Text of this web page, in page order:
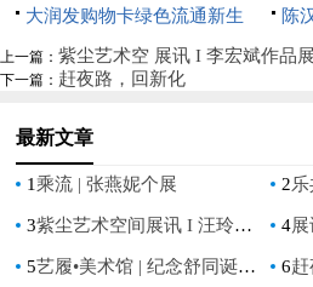
园”垃圾分类宣传活动
深圳璀璨启航
展《
大润发购物卡绿色流通新生
态：京卡收以规范化服务破解资
源浪费难题
陈
长》
上一篇： 紫尘艺术空 展讯 I 李宏斌作品
下一篇： 赶夜路，回新化
最新文章
1乘流 | 张燕妮个展 2乐
3紫尘艺术空间展讯 I 汪玲【童境漫游】水彩作品展 4展
5艺履•美术馆 | 纪念舒同诞辰120周年书法特展（上） 6